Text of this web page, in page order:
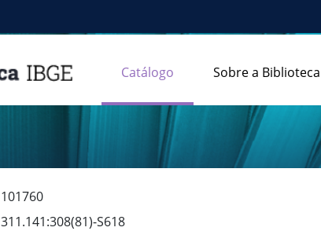
Catálogo Sobre a Biblioteca
101760
311.141:308(81)-S618